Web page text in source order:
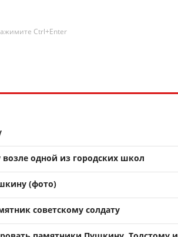
Ctrl+Enter
одной из городских школ
(фото)
советскому солдату